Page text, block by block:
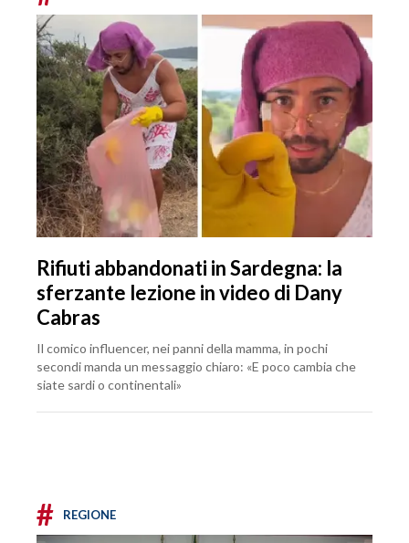
Rifiuti abbandonati in Sardegna: la
sferzante lezione in video di Dany
Cabras
Il comico influencer, nei panni della mamma, in pochi
secondi manda un messaggio chiaro: «E poco cambia che
siate sardi o continentali»
# REGIONE